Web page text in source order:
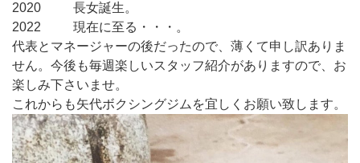
2020 長女誕生。
2022 現在に至る・・・。
代表とマネージャーの後だったので、薄くて申し訳ありま
せん。今後も毎週楽しいスタッフ紹介がありますので、お
楽しみ下さいませ。
これからも矢代ボクシングジムを宜しくお願い致します。